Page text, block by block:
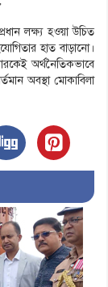
লক্ষ্য হওয়া উচিত
হাত বাড়ানো।
অর্থনৈতিকভাবে
অবস্থা মোকাবিলা